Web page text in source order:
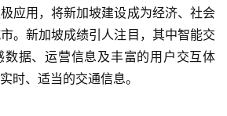
应用，将新加坡建设成为经济、社会
。新加坡成绩引人注目，其中智能交
据、运营信息及丰富的用户交互体
时、适当的交通信息。